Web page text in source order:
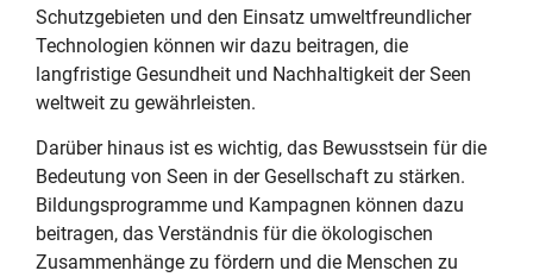
Schutzgebieten und den Einsatz umweltfreundlicher
Technologien können wir dazu beitragen, die
langfristige Gesundheit und Nachhaltigkeit der Seen
weltweit zu gewährleisten.
Darüber hinaus ist es wichtig, das Bewusstsein für die
Bedeutung von Seen in der Gesellschaft zu stärken.
Bildungsprogramme und Kampagnen können dazu
beitragen, das Verständnis für die ökologischen
Zusammenhänge zu fördern und die Menschen zu